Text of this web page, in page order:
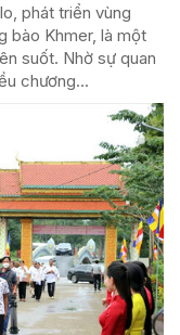
phát triển vùng
bào Khmer, là một
suốt. Nhờ sự quan
chương...